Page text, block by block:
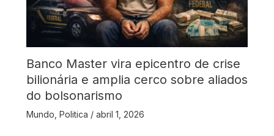
Banco Master vira epicentro de crise
bilionária e amplia cerco sobre aliados
do bolsonarismo
Mundo Politica / abril 1, 2026